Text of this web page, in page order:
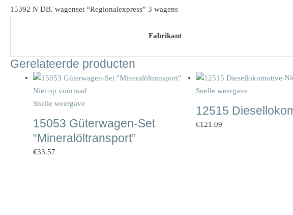
15392 N DB. wagenset “Regionalexpress” 3 wagens
Fabrikant
Gerelateerde producten
Niet op voorraad
Snelle weergave
15053 Güterwagen-Set
“Mineralöltransport”
€33.57
Snelle weergave
12515
€121.09